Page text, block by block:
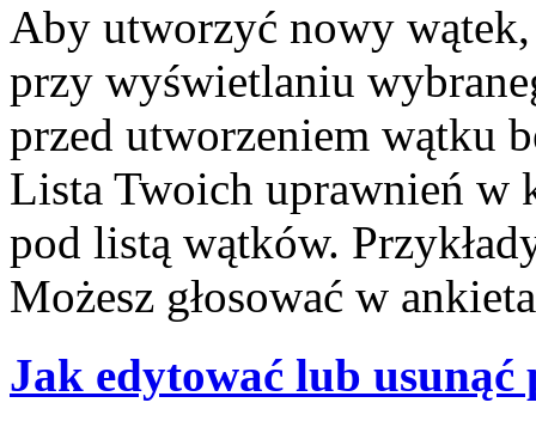
Aby utworzyć nowy
przy wyświetlaniu
przed utworzeniem wątku
Lista Twoich uprawnień w
pod listą wątków.
Możesz głosować w
Jak edytować lub usunąć